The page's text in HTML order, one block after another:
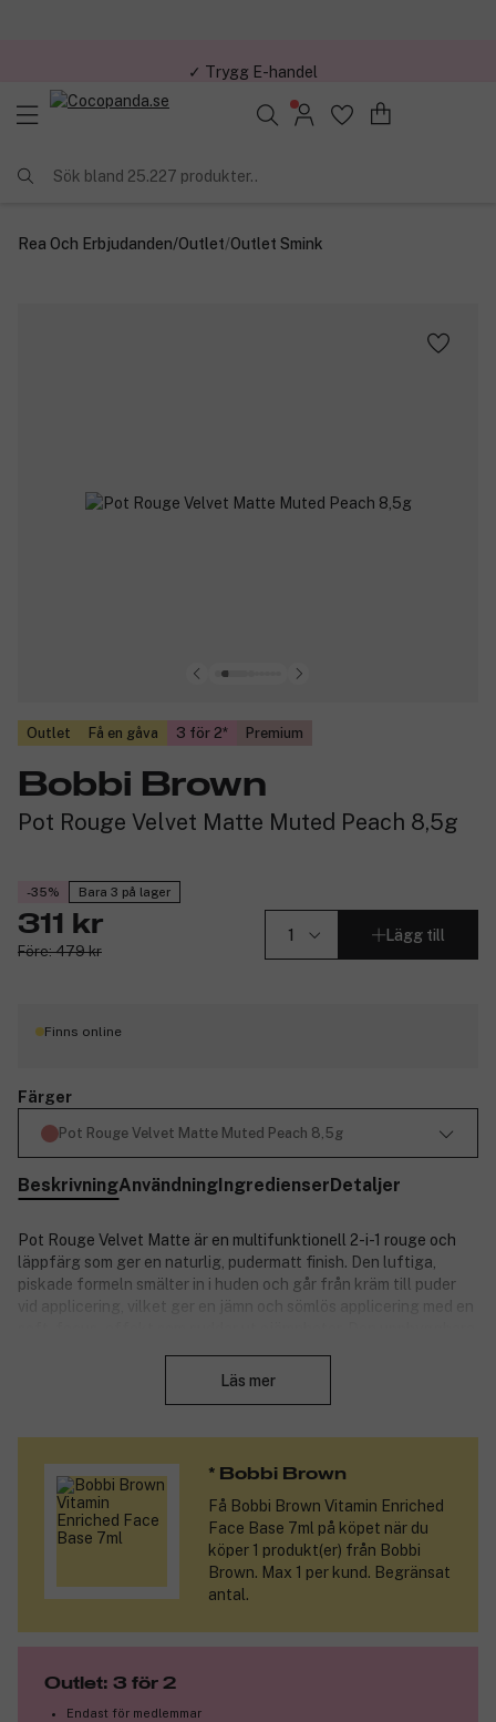
Sök bland 25.227 produkter..
Rea Och Erbjudanden/Outlet/Outlet Smink
Outlet Få en gåva 3 för 2 Premium
Bobbi Brown
Pot Rouge Velvet Matte Muted Peach 8,5g
-35% Bara 3 på lager
311 kr
Före: 479 kr
Lägg till
Finns online
Färger
Pot Rouge Velvet Matte Muted Peach 8,5g
BeskrivningAnvändning Ingredienser Detaljer
Pot Rouge Velvet Matte är en multifunktionell 2-i-1 rouge och
läppfärg som ger en naturlig, pudermatt finish. Den luftiga,
piskade formeln smälter in i huden och går från kräm till puder
vid applicering, vilket ger en jämn och sömlös applicering med en
formeln ger dig möjlighet att skapa allt från en diskret glöd till
en mer intensiv rodnad. På läpparna ger den en lätt stain-effekt
för alla hudtoner och tillfällen.
Produktnummer:3321929
Läs mer
* Bobbi Brown
Få Bobbi Brown Vitamin Enriched
Face Base 7ml på köpet när du
köper 1 produkt(er) från Bobbi
Brown. Max 1 per kund. Begränsat
antal.
Outlet: 3 för 2
Endast för medlemmar